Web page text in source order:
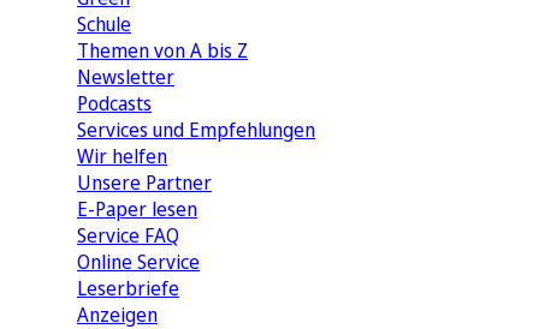
Schule
Themen von A bis Z
Newsletter
Podcasts
Services und Empfehlungen
Wir helfen
Unsere Partner
E-Paper lesen
Service FAQ
Online Service
Leserbriefe
Anzeigen